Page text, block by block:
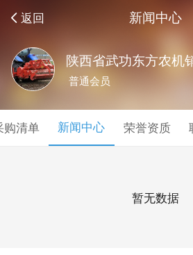
返回 新闻中心
陕西省武功东方农机
普通会员
购清单 新闻中心 荣誉资质
暂无数据